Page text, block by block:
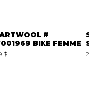
#
BIKE FEMME
$